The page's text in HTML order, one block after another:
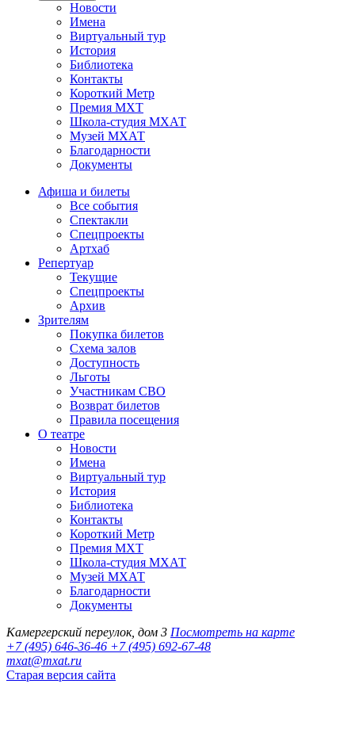
Новости
Имена
Виртуальный тур
История
Библиотека
Контакты
Короткий Метр
Премия МХТ
Школа-студия МХАТ
Музей МХАТ
Благодарности
Документы
Афиша и билеты
Все события
Спектакли
Спецпроекты
Артхаб
Репертуар
Текущие
Спецпроекты
Архив
Зрителям
Покупка билетов
Схема залов
Доступность
Льготы
Участникам СВО
Возврат билетов
Правила посещения
О театре
Новости
Имена
Виртуальный тур
История
Библиотека
Контакты
Короткий Метр
Премия МХТ
Школа-студия МХАТ
Музей МХАТ
Благодарности
Документы
Камергерский переулок, дом 3 Посмотреть на карте
+7 (495) 646-36-46 +7 (495) 692-67-48‬
mxat@mxat.ru
Старая версия сайта